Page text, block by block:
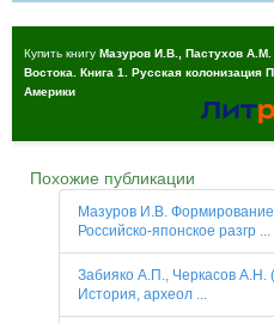
Купить книгу Мазуров И.В., Пастухов А.М.
Востока. Книга 1. Русская
Америки
Похожие публикации
Мазуров И.В.
Российско-японское разгр ...
Забияко А.П., Черкасов А.Н.
История, археол ...